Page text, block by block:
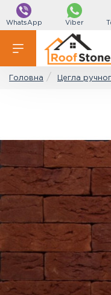
WhatsApp Viber
Головна Цегла